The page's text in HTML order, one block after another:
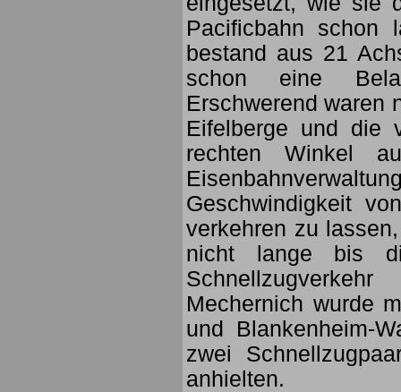
Pacificbahn schon
bestand aus 21
schon eine
Erschwerend waren
Eifelberge und die
rechten Winkel
Geschwindigkeit
verkehren zu
nicht lange bis
Mechernich wurde
und Blankenheim-
zwei
anhielten.